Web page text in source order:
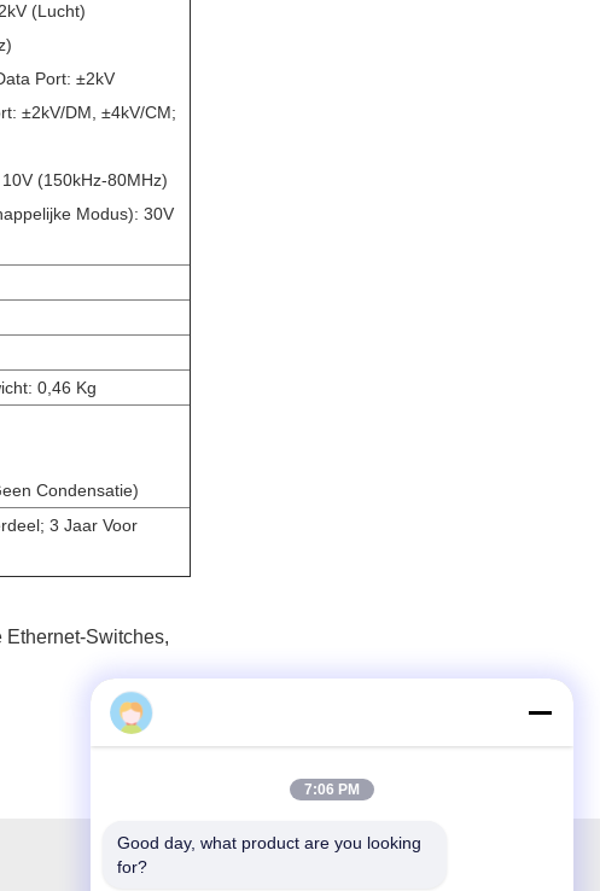
(lucht)
Port: ±2kV
±2kV/DM, ±4kV/CM;
(150kHz-80MHz)
Modus): 30V
0,46 Kg
Condensatie)
3 Jaar Voor
Ethernet-Switches,
7:06 PM
Good day, what product are you looking
for?